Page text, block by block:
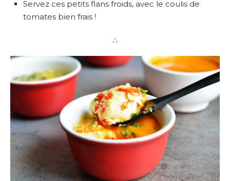
Servez ces petits flans froids, avec le coulis de
tomates bien frais !
∴